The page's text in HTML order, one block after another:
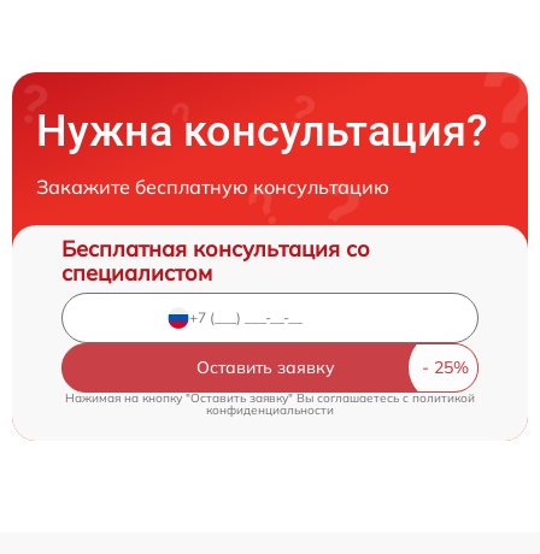
Нужна консультация?
Закажите бесплатную консультацию
Бесплатная консультация со
специалистом
Оставить заявку
Нажимая на кнопку "Оставить заявку" Вы соглашаетесь cполитикой
конфиденциальности